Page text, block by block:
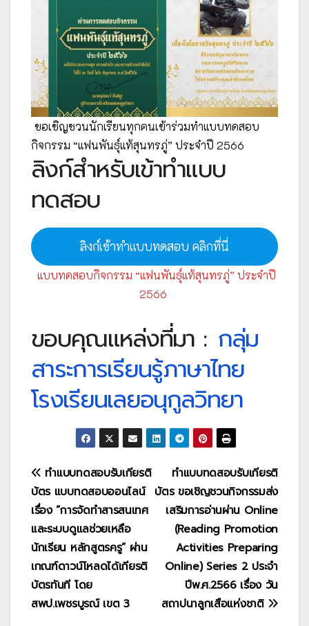
ขอเชิญชวนนักเรียนทุกคนเข้าร่วมทำแบบทดสอบ
กิจกรรม “แฟนพันธุ์แท้สุนทรภู่” ประจำปี 2566
ลิงก์สำหรับเข้าทำแบบ
ทดสอบ
ลิงก์เข้าทำแบบทดสอบ คลิกที่นี่
แบบทดสอบกิจกรรม “แฟนพันธุ์แท้สุนทรภู่” ประจำปี
2566
ขอบคุณแหล่งที่มา : กลุ่ม
สาระการเรียนรู้ภาษาไทย
โรงเรียนเลยอนุกูลวิทยา
แนะแนว
เรื่อง
ทำแบบทดสอบรับเกียรติ
บัตร ขอเชิญชวนกิจกรรมส่ง
เสริมการอ่านผ่าน Online
(Reading Promotion
Activities Preparing
Online) Series 2 ประจำ
ปีพ.ศ.2566 เรื่อง วัน
สถาปนาลูกเสือแห่งชาติ
ทำแบบทดสอบรับเกียรติ
บัตร แบบทดสอบออนไลน์
เรื่อง “การจัดทำสารสนเทศ
และระบบดูแลช่วยเหลือ
นักเรียน หลักสูตรครู” ผ่าน
เกณฑ์ดาวน์โหลดได้เกียรติ
บัตรทันที โดย
สพป.เพชรบูรณ์ เขต 3